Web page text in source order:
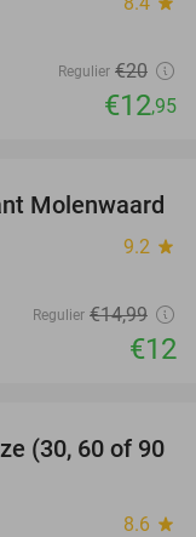
Regulier €20
€12,95
20%
Molenwaard
9.2 star
Regulier €14,99
€12
53%
(30, 60 of 90
8.6 star